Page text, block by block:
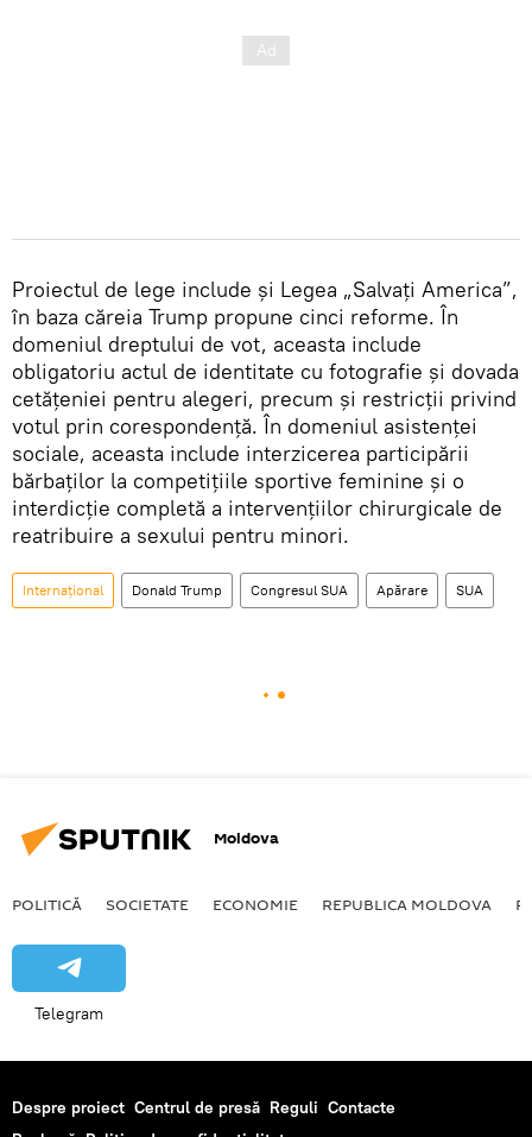
Proiectul de lege include și Legea „Salvați America”,
în baza căreia Trump propune cinci reforme. În
domeniul dreptului de vot, aceasta include
obligatoriu actul de identitate cu fotografie și dovada
cetățeniei pentru alegeri, precum și restricții privind
votul prin corespondență. În domeniul asistenței
sociale, aceasta include interzicerea participării
bărbaților la competițiile sportive feminine și o
interdicție completă a intervențiilor chirurgicale de
reatribuire a sexului pentru minori.
Internațional Donald Trump Congresul SUA Apărare SUA
Moldova
POLITICĂ SOCIETATE ECONOMIE REPUBLICA MOLDOVA
Telegram
Despre proiect Centrul de presă Reguli Contacte